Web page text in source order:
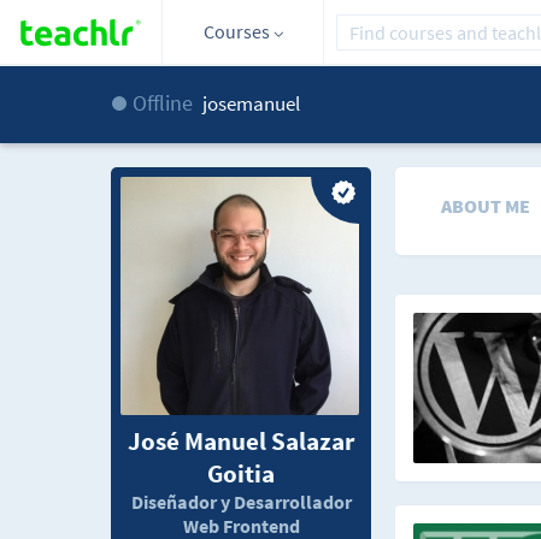
Courses
Offline josemanuel
José Manuel Salazar
Goitia
Diseñador y Desarrollador
Web Frontend
ABOUT ME